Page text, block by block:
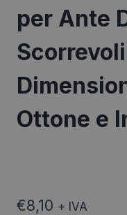
per Ante
Ottone e
€8,10 + IVA